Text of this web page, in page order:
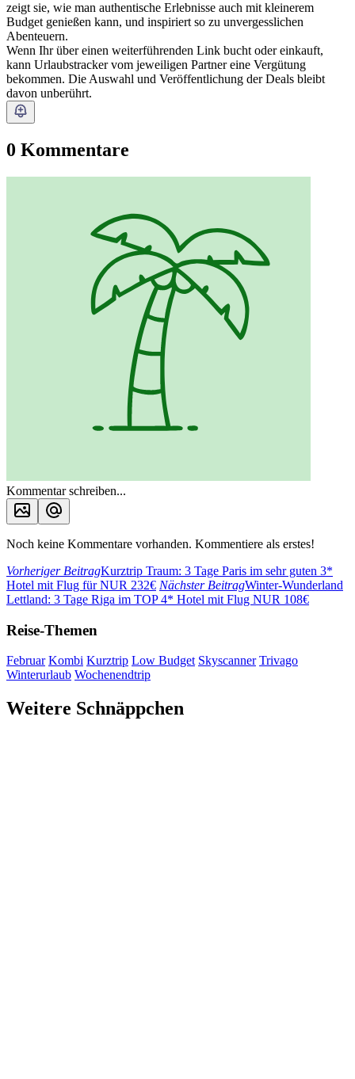
zeigt sie, wie man authentische Erlebnisse auch mit kleinerem
Budget genießen kann, und inspiriert so zu unvergesslichen
Abenteuern.
Wenn Ihr über einen weiterführenden Link bucht oder einkauft,
kann Urlaubstracker vom jeweiligen Partner eine Vergütung
bekommen. Die Auswahl und Veröffentlichung der Deals bleibt
davon unberührt.
0 Kommentare
Kommentar schreiben...
Noch keine Kommentare vorhanden. Kommentiere als erstes!
Vorheriger BeitragKurztrip Traum: 3 Tage Paris im sehr guten 3*
Hotel mit Flug für NUR 232€ Nächster BeitragWinter-Wunderland
Lettland: 3 Tage Riga im TOP 4* Hotel mit Flug NUR 108€
Reise-Themen
Februar Kombi Kurztrip Low Budget Skyscanner Trivago
Winterurlaub Wochenendtrip
Weitere Schnäppchen